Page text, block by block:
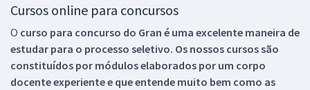
Cursos online para concursos
O curso para concurso do Gran é uma excelente maneira de
estudar para o processo seletivo. Os nossos cursos são
constituídos por módulos elaborados por um corpo
docente experiente e que entende muito bem como as